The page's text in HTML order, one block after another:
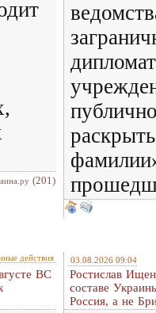
(201)
действия
ВС
03.08.2026 09:04
Ростислав
составе
Россия, а не